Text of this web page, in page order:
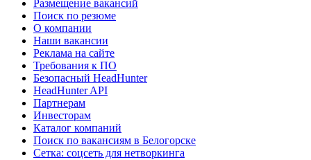
Размещение вакансий
Поиск по резюме
О компании
Наши вакансии
Реклама на сайте
Требования к ПО
Безопасный HeadHunter
HeadHunter API
Партнерам
Инвесторам
Каталог компаний
Поиск по вакансиям в Белогорске
Сетка: соцсеть для нетворкинга